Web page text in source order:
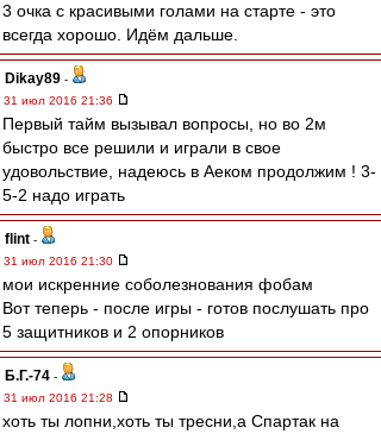
3 очка с красивыми голами на старте - это
всегда хорошо. Идём дальше.
Dikay89 -
31 июл 2016 21:36
Первый тайм вызывал вопросы, но во 2м
быстро все решили и играли в свое
удовольствие, надеюсь в Аеком продолжим ! 3-
5-2 надо играть
flint -
31 июл 2016 21:30
мои искренние соболезнования фобам
Вот теперь - после игры - готов послушать про
5 защитников и 2 опорников
Б.Г.-74 -
31 июл 2016 21:28
хоть ты лопни,хоть ты тресни,а Спартак на